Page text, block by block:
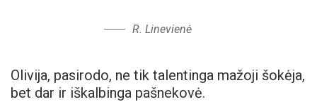
R. Linevienė
Olivija, pasirodo, ne tik talentinga mažoji šokėja,
bet dar ir iškalbinga pašnekovė.